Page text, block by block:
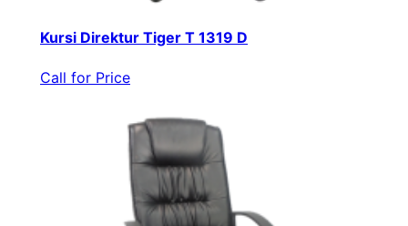
Kursi Direktur Tiger T 1319 D
Call for Price